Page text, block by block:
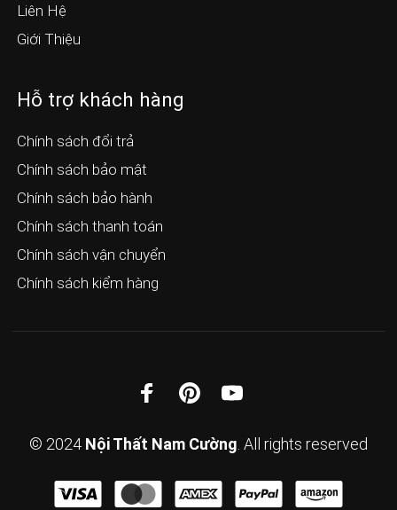
Liên Hệ
Giới Thiệu
Hỗ trợ khách hàng
Chính sách đổi trả
Chính sách bảo mật
Chính sách bảo hành
Chính sách thanh toán
Chính sách vận chuyển
Chính sách kiểm hàng
© 2024 Nội Thất Nam Cường . All rights reserved